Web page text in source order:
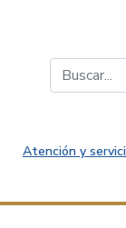
Atención y